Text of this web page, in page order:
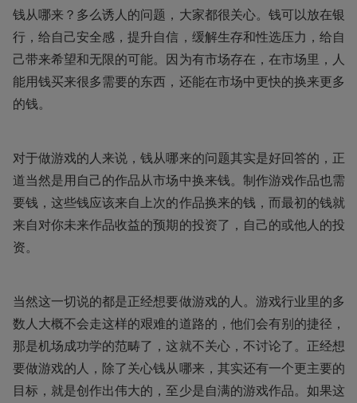
钱从哪来？多么诱人的问题，大家都很关心。钱可以放在银
行，给自己安全感，提升自信，缓解生存和性选压力，给自
己带来希望和无限的可能。因为有市场存在，在市场里，人
能用钱买来很多需要的东西，还能在市场中更快的换来更多
的钱。
对于做游戏的人来说，钱从哪来的问题其实是好回答的，正
道当然是用自己的作品从市场中换来钱。制作游戏作品也需
要钱，这些钱应该来自上次的作品换来的钱，而最初的钱就
来自对你未来作品收益的预期的投资了，自己的或他人的投
资。
当然这一切说的都是正经想要做游戏的人。游戏行业里的多
数人大概不会走这样的艰难的道路的，他们会有别的捷径，
那是机场成功学的范畴了，这就不关心，不讨论了。正经想
要做游戏的人，除了关心钱从哪来，其实还有一个更主要的
目标，就是创作出伟大的，至少是自满的游戏作品。如果这